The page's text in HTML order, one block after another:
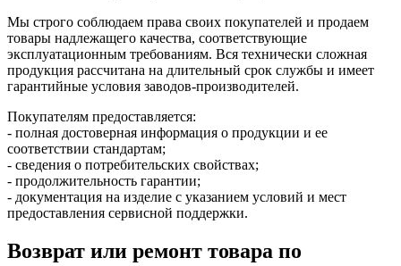
Мы строго соблюдаем права своих покупателей и продаем
товары надлежащего качества, соответствующие
эксплуатационным требованиям. Вся технически сложная
продукция рассчитана на длительный срок службы и имеет
гарантийные условия заводов-производителей.
Покупателям предоставляется:
- полная достоверная информация о продукции и ее
соответствии стандартам;
- сведения о потребительских свойствах;
- продолжительность гарантии;
- документация на изделие с указанием условий и мест
предоставления сервисной поддержки.
Возврат или ремонт товара по